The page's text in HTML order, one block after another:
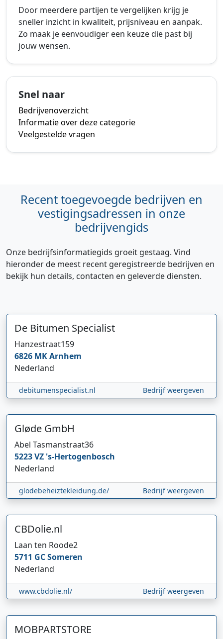
Door meerdere partijen te vergelijken krijg je
sneller inzicht in kwaliteit, prijsniveau en aanpak.
Zo maak je eenvoudiger een keuze die past bij
jouw wensen.
Snel naar
Bedrijvenoverzicht
Informatie over deze categorie
Veelgestelde vragen
Recent toegevoegde bedrijven en
vestigingsadressen in onze
bedrijvengids
Onze bedrijfsinformatiegids groeit gestaag. Vind
hieronder de meest recent geregistreerde bedrijven en
bekijk hun details, contacten en geleverde diensten.
De Bitumen Specialist
Hanzestraat159
6826 MKArnhem
Nederland
debitumenspecialist.nl Bedrijf weergeven
Gløde GmbH
Abel Tasmanstraat36
5223 VZ 's-Hertogenbosch
Nederland
glodebeheiztekleidung.de/ Bedrijf weergeven
CBDolie.nl
Laan ten Roode2
5711 GCSomeren
Nederland
www.cbdolie.nl/ Bedrijf weergeven
MOBPARTSTORE